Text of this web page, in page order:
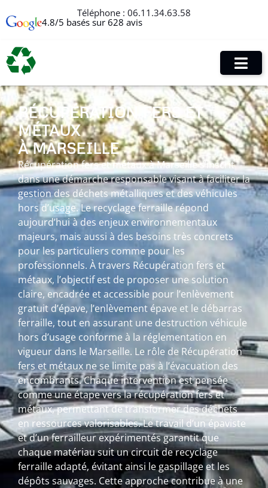
Téléphone : 06.11.34.63.58
4.8/5 basés sur 628 avis
RÉCUPÉRATION FERS ET
MÉTAUX
À MARSEILLE
Récupération fers et métaux à Marseille s’inscrit
dans une démarche responsable visant à faciliter la
gestion des déchets métalliques et des véhicules
hors d’usage. Le recyclage ferraille répond
aujourd’hui à des enjeux environnementaux
majeurs, mais aussi à des besoins très concrets
pour les particuliers comme pour les
professionnels. À travers Récupération fers et
métaux, l’objectif est de proposer une solution
claire, encadrée et accessible pour l’enlèvement
gratuit d’épave, l’enlèvement épave et le débarras
ferraille, tout en assurant une destruction véhicule
hors d’usage conforme à la réglementation en
vigueur dans le Marseille. Le rôle de Récupération
fers et métaux ne se limite pas à l’évacuation des
encombrants. Chaque intervention est pensée
comme une étape vers la récupération fers et
métaux, permettant de transformer des déchets
en ressources valorisables. Le travail d’un épaviste
et d’un ferrailleur expérimentés garantit que
chaque matériau suit un circuit de recyclage
ferraille adapté, évitant ainsi le gaspillage et les
dépôts sauvages. Cette approche contribue à une